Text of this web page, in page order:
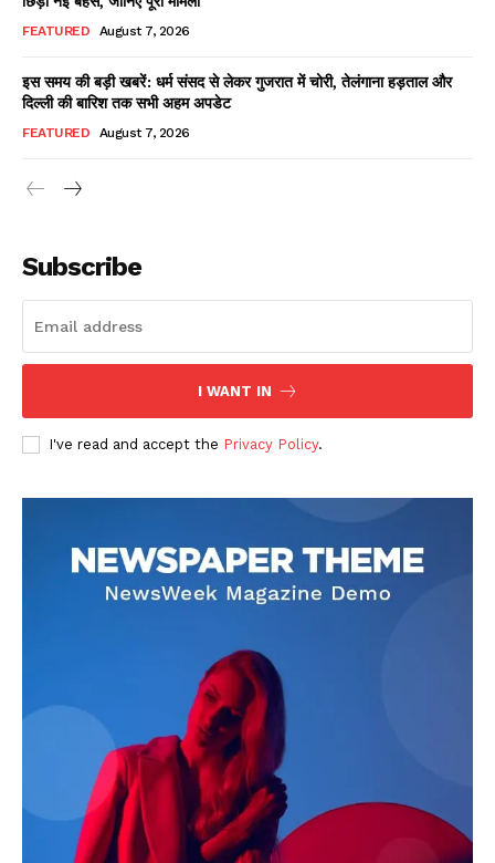
Facebook
X WhatsApp
Share
Read Latest News on AIN
DOWNLOAD NOW
AIN NEWS 1
Contact Us
About Us
Privacy Policy
Terms of Use Agreement
FEATURED August 7, 2026
इस समय की बड़ी खबरें: धर्म संसद से लेकर गुजरात में चोरी, तेलंगाना हड़ताल और
दिल्ली की बारिश तक सभी अहम अपडेट
FEATURED August 7, 2026
Subscribe
I WANT IN
I've read and accept the Privacy Policy.